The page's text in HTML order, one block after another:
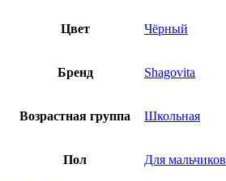
Цвет Чёрный
Бренд Shagovita
Возрастная группа Школьная
Пол Для мальчиков